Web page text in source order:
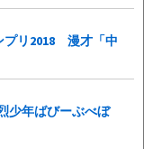
プリ2018 漫才「中
少年ばびーぶべぼ